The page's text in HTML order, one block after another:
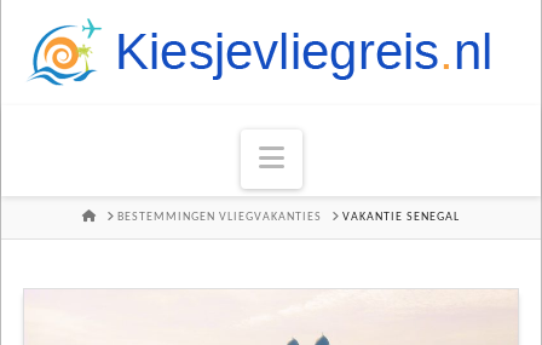
Navigation
HOMEBESTEMMINGEN VLIEGVAKANTIES VAKANTIE SENEGAL